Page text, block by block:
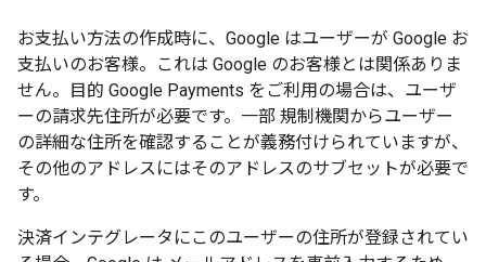
お支払い方法の作成時に、Google はユーザーが Google お
支払いのお客様。これは Google のお客様とは関係ありま
せん。目的 Google Payments をご利用の場合は、ユーザ
ーの請求先住所が必要です。一部 規制機関からユーザー
の詳細な住所を確認することが義務付けられていますが、
その他のアドレスにはそのアドレスのサブセットが必要で
す。
決済インテグレータにこのユーザーの住所が登録されてい